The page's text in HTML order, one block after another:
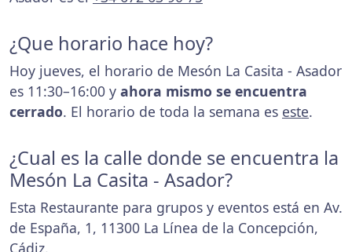
¿Que horario hace hoy?
Hoy jueves, el horario de Mesón La Casita - Asador
es 11:30–16:00 y ahora mismo se encuentra
cerrado. El horario de toda la semana es este.
¿Cual es la calle donde se encuentra la
Mesón La Casita - Asador?
Esta Restaurante para grupos y eventos está en Av.
de España, 1, 11300 La Línea de la Concepción,
Cádiz.